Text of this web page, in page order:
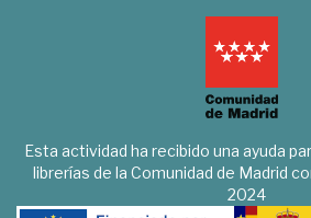
Esta actividad ha recibido una ayuda
librerías de la Comunidad de Madrid
2024